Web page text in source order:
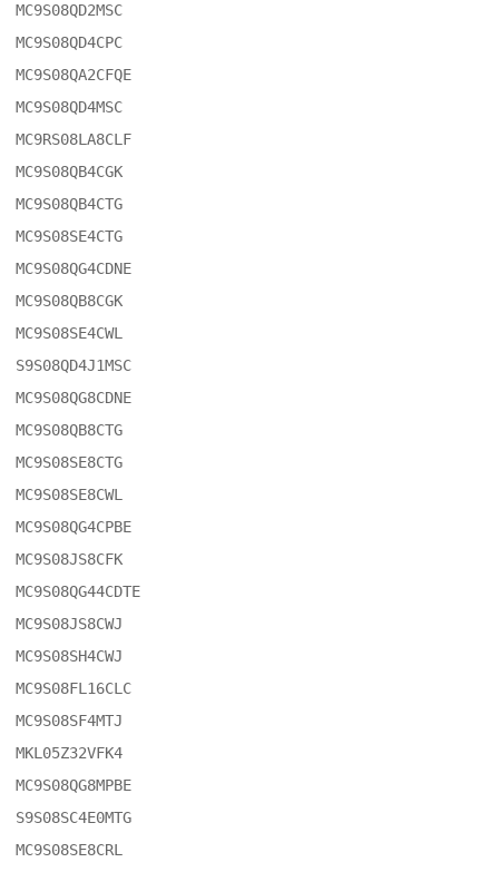
MC9S08QD2MSC
MC9S08QD4CPC
MC9S08QA2CFQE
MC9S08QD4MSC
MC9RS08LA8CLF
MC9S08QB4CGK
MC9S08QB4CTG
MC9S08SE4CTG
MC9S08QG4CDNE
MC9S08QB8CGK
MC9S08SE4CWL
S9S08QD4J1MSC
MC9S08QG8CDNE
MC9S08QB8CTG
MC9S08SE8CTG
MC9S08SE8CWL
MC9S08QG4CPBE
MC9S08JS8CFK
MC9S08QG44CDTE
MC9S08JS8CWJ
MC9S08SH4CWJ
MC9S08FL16CLC
MC9S08SF4MTJ
MKL05Z32VFK4
MC9S08QG8MPBE
S9S08SC4E0MTG
MC9S08SE8CRL